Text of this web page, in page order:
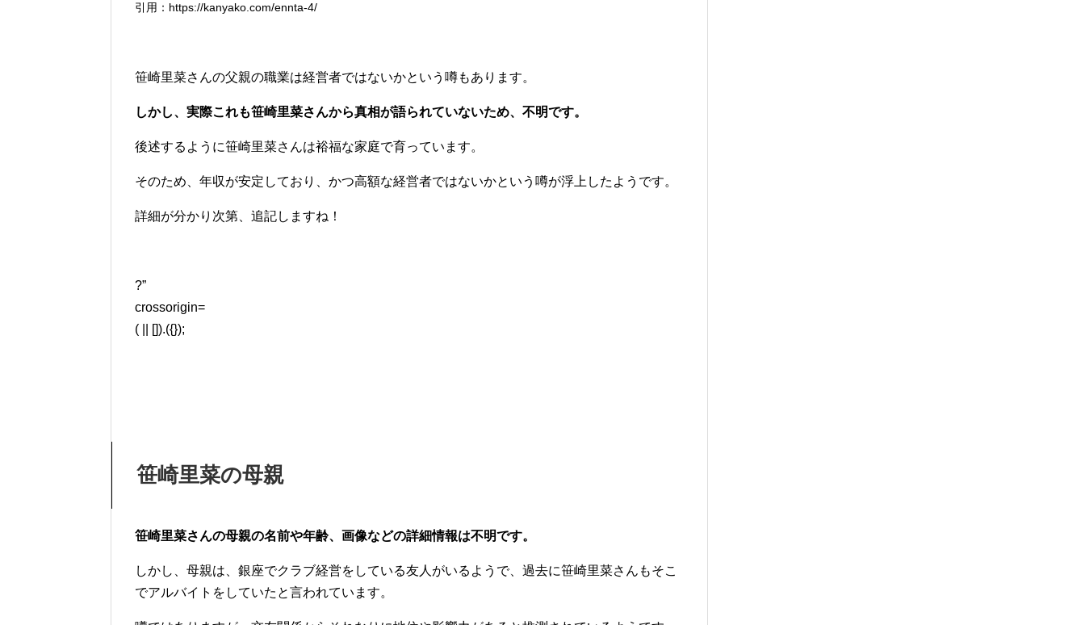
引用：https://kanyako.com/ennta-4/
笹崎里菜さんの父親の職業は経営者ではないかという噂もあります。
しかし、実際これも笹崎里菜さんから真相が語られていないため、不明です。
後述するように笹崎里菜さんは裕福な家庭で育っています。
そのため、年収が安定しており、かつ高額な経営者ではないかという噂が浮上したようです。
詳細が分かり次第、追記しますね！
?”
crossorigin=
( || []).({});
笹崎里菜の母親
笹崎里菜さんの母親の名前や年齢、画像などの詳細情報は不明です。
しかし、母親は、銀座でクラブ経営をしている友人がいるようで、過去に笹崎里菜さんもそこ
でアルバイトをしていたと言われています。